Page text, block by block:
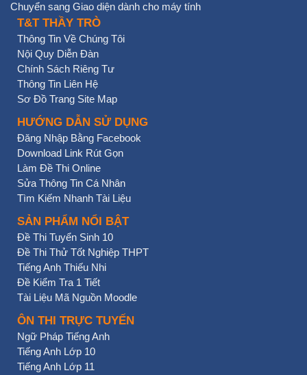
Chuyển sang Giao diện dành cho máy tính
T&T THẦY TRÒ
Thông Tin Về Chúng Tôi
Nội Quy Diễn Đàn
Chính Sách Riêng Tư
Thông Tin Liên Hệ
Sơ Đồ Trang Site Map
HƯỚNG DẪN SỬ DỤNG
Đăng Nhập Bằng Facebook
Download Link Rút Gọn
Làm Đề Thi Online
Sửa Thông Tin Cá Nhân
Tìm Kiếm Nhanh Tài Liệu
SẢN PHẨM NỔI BẬT
Đề Thi Tuyển Sinh 10
Đề Thi Thử Tốt Nghiệp THPT
Tiếng Anh Thiếu Nhi
Đề Kiểm Tra 1 Tiết
Tài Liệu Mã Nguồn Moodle
ÔN THI TRỰC TUYẾN
Ngữ Pháp Tiếng Anh
Tiếng Anh Lớp 10
Tiếng Anh Lớp 11